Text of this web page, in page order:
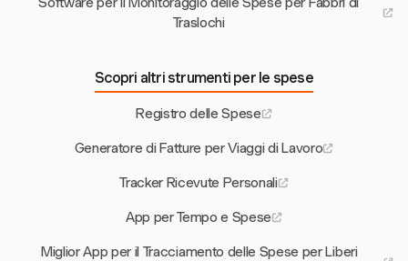
Traslochi
Scopri altri strumenti per le spese
Registro delle Spese
Generatore di Fatture per Viaggi di Lavoro
Tracker Ricevute Personali
App per Tempo e Spese
Miglior App per il Tracciamento delle Spese per Liberi